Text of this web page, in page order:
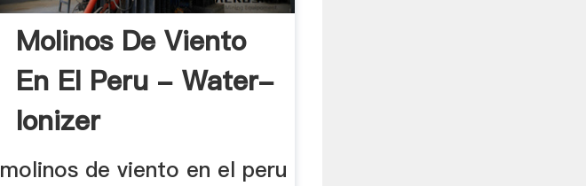
Molinos De Viento
En El Peru - Water-
Ionizer
molinos de viento en el peru